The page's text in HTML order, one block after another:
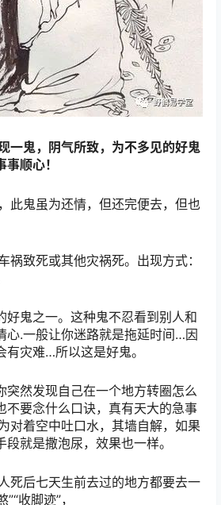
一鬼，阴气所致，为不多见的好鬼
顺心！
此鬼虽为还情，但还完便去，但也
祸致死或其他灾祸死。出现方式：
好鬼之一。这种鬼不忍看到别人和
心.一般让你迷路就是拖延时间…因
灾难…所以这是好鬼。
突然发现自己在一个地方转圈怎么
不要念什么口诀，真有天大的急事
对着空中吐口水，其墙自解，如果
就是撒泡尿，效果也一样。
死后七天生前去过的地方都要去一
收脚迹”，